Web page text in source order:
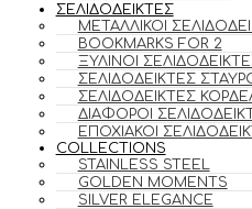
ΣΕΛΙΔΟΔΕΙΚΤΕΣ
ΜΕΤΑΛΛΙΚΟΊ
BOOKMARKS FOR 2
ΞΎΛΙΝΟΙ
ΣΕΛΙΔΟΔΕΊΚΤΕΣ
ΣΕΛΙΔΟΔΕΊΚΤΕΣ
ΔΙΆΦΟΡΟΙ
ΕΠΟΧΙΑΚΟΊ
COLLECTIONS
STAINLESS STEEL
GOLDEN MOMENTS
SILVER ELEGANCE